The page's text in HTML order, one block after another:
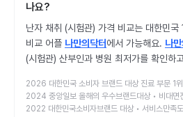
나요?
난자 채취 (시험관) 가격 비교는 대한민
비교 어플 나만의닥터에서 가능해요. 나
(시험관) 산부인과 병원 최저가를 확인하
2026 대한민국 소비자 브랜드 대상 진료 부문 1위
2024 중앙일보 올해의 우수브랜드대상 • 비대면
2022 대한민국소비자브랜드 대상 • 서비스만족